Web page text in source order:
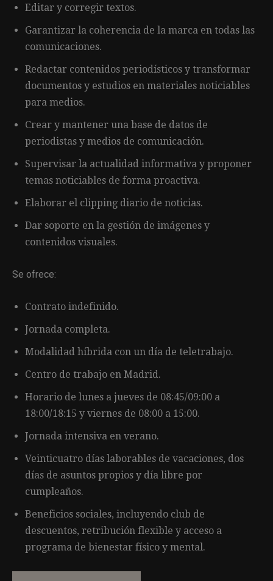
Editar y corregir textos.
Garantizar la coherencia de la marca en todas las
comunicaciones.
Redactar contenidos periodísticos y transformar
documentos y estudios en materiales noticiables
para medios.
Crear y mantener una base de datos de
periodistas y medios de comunicación.
Supervisar la actualidad informativa y proponer
temas noticiables de forma proactiva.
Elaborar el clipping diario de noticias.
Dar soporte en la gestión de imágenes y
contenidos visuales.
Se ofrece:
Contrato indefinido.
Jornada completa.
Modalidad híbrida con un día de teletrabajo.
Centro de trabajo en Madrid.
Horario de lunes a jueves de 08:45/09:00 a
18:00/18:15 y viernes de 08:00 a 15:00.
Jornada intensiva en verano.
Veinticuatro días laborables de vacaciones, dos
días de asuntos propios y día libre por
cumpleaños.
Beneficios sociales, incluyendo club de
descuentos, retribución flexible y acceso a
programa de bienestar físico y mental.